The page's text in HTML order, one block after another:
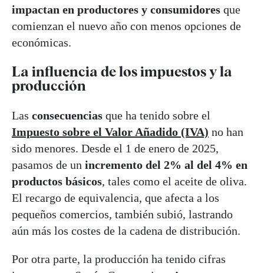
impactan en productores y consumidores que
comienzan el nuevo año con menos opciones de
económicas.
La influencia de los impuestos y la
producción
Las consecuencias que ha tenido sobre el
Impuesto sobre el Valor Añadido (IVA) no han
sido menores. Desde el 1 de enero de 2025,
pasamos de un incremento del 2% al del 4% en
productos básicos, tales como el aceite de oliva.
El recargo de equivalencia, que afecta a los
pequeños comercios, también subió, lastrando
aún más los costes de la cadena de distribución.
Por otra parte, la producción ha tenido cifras